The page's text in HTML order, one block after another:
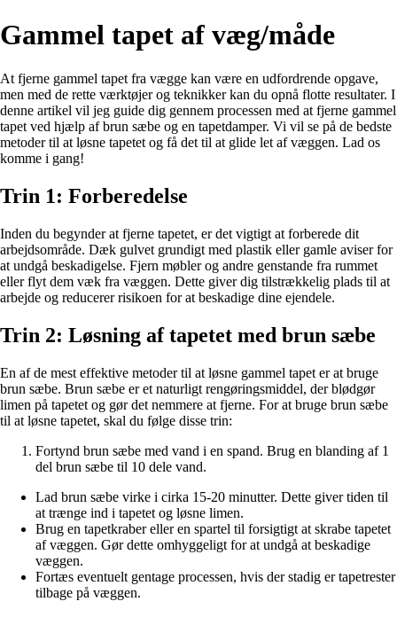
Gammel tapet af væg/måde
At fjerne gammel tapet fra vægge kan være en udfordrende opgave,
men med de rette værktøjer og teknikker kan du opnå flotte resultater. I
denne artikel vil jeg guide dig gennem processen med at fjerne gammel
tapet ved hjælp af brun sæbe og en tapetdamper. Vi vil se på de bedste
metoder til at løsne tapetet og få det til at glide let af væggen. Lad os
komme i gang!
Trin 1: Forberedelse
Inden du begynder at fjerne tapetet, er det vigtigt at forberede dit
arbejdsområde. Dæk gulvet grundigt med plastik eller gamle aviser for
at undgå beskadigelse. Fjern møbler og andre genstande fra rummet
eller flyt dem væk fra væggen. Dette giver dig tilstrækkelig plads til at
arbejde og reducerer risikoen for at beskadige dine ejendele.
Trin 2: Løsning af tapetet med brun sæbe
En af de mest effektive metoder til at løsne gammel tapet er at bruge
brun sæbe. Brun sæbe er et naturligt rengøringsmiddel, der blødgør
limen på tapetet og gør det nemmere at fjerne. For at bruge brun sæbe
til at løsne tapetet, skal du følge disse trin:
Fortynd brun sæbe med vand i en spand. Brug en blanding af 1
del brun sæbe til 10 dele vand.
Lad brun sæbe virke i cirka 15-20 minutter. Dette giver tiden til
at trænge ind i tapetet og løsne limen.
Brug en tapetkraber eller en spartel til forsigtigt at skrabe tapetet
af væggen. Gør dette omhyggeligt for at undgå at beskadige
væggen.
Fortæs eventuelt gentage processen, hvis der stadig er tapetrester
tilbage på væggen.